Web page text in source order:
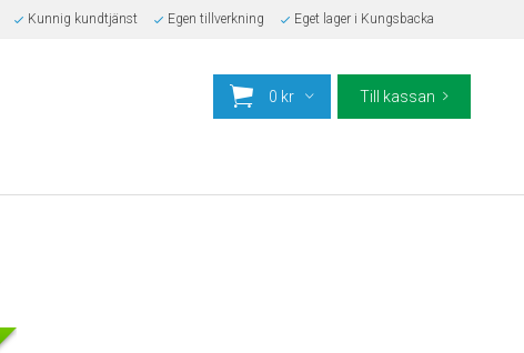
Kunnig kundtjänst Egen tillverkning Eget lager i Kungsbacka
Till kassan
0 kr